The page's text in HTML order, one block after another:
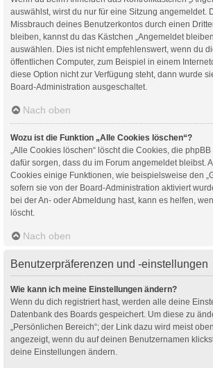
auswählst, wirst du nur für eine Sitzung angemeldet.
Missbrauch deines Benutzerkontos durch einen
bleiben, kannst du das Kästchen „Angemeldet
auswählen. Dies ist nicht empfehlenswert, wenn du
öffentlichen Computer, zum Beispiel in einem
diese Option nicht zur Verfügung steht, dann wurde
Board-Administration ausgeschaltet.
Nach oben
Wozu ist die Funktion „Alle Cookies löschen“?
„Alle Cookies löschen“ löscht die Cookies, die
dafür sorgen, dass du im Forum angemeldet bleibst.
Cookies einige Funktionen, wie beispielsweise den
sofern sie von der Board-Administration aktiviert
bei der An- oder Abmeldung hast, kann es helfen,
löscht.
Nach oben
Benutzerpräferenzen und -einstellungen
Wie kann ich meine Einstellungen ändern?
Wenn du dich registriert hast, werden alle deine
Datenbank des Boards gespeichert. Um diese zu
„Persönlichen Bereich“; der Link dazu wird meist
angezeigt, wenn du auf deinen Benutzernamen
deine Einstellungen ändern.